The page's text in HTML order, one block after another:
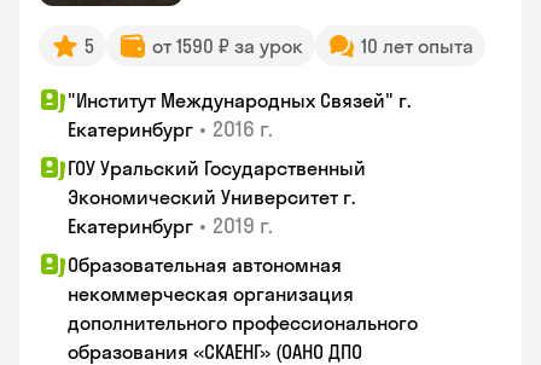
5 от 1590 ₽ за урок 10 лет опыта
"Институт Международных Связей" г.
Екатеринбург • 2016 г.
ГОУ Уральский Государственный
Экономический Университет г.
Екатеринбург • 2019 г.
Образовательная автономная
некоммерческая организация
дополнительного профессионального
образования «СКАЕНГ» (ОАНО ДПО